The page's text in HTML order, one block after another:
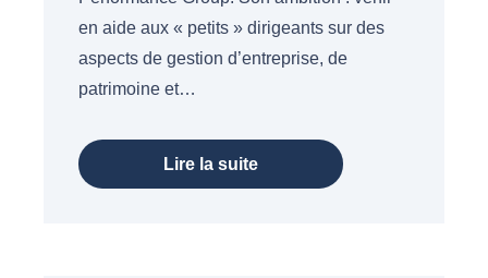
en aide aux « petits » dirigeants sur des
aspects de gestion d’entreprise, de
patrimoine et…
Lire la suite